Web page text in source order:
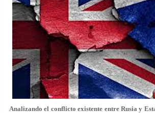
Analizando el conflicto existente entre Rusia y